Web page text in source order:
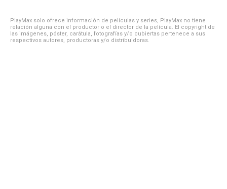
PlayMax solo ofrece información de películas y series, PlayMax no tiene
relación alguna con el productor o el director de la película. El copyright de
las imágenes, póster, carátula, fotografías y/o cubiertas pertenece a sus
respectivos autores, productoras y/o distribuidoras.